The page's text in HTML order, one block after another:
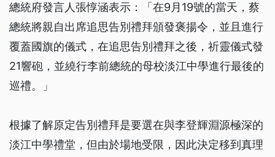
總統府發言人張惇涵表示：「在9月19號的當天，蔡
總統將親自出席追思告別禮拜頒發褒揚令，並且進行
覆蓋國旗的儀式，在追思告別禮拜之後，祈靈儀式發
21響砲，並繞行李前總統的母校淡江中學進行最後的
巡禮。」
根據了解原定告別禮拜是要選在與李登輝淵源極深的
淡江中學禮堂，但由於場地受限，因此決定移到真理